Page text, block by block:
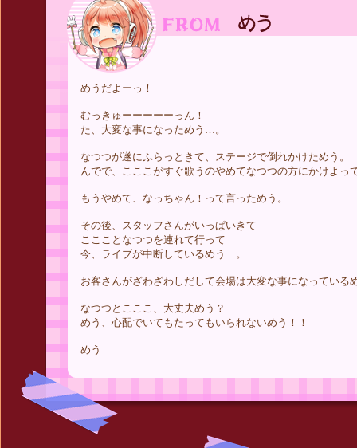
めうだよーっ！
むっきゅーーーーーっん！
た、大変な事になっためう…。
なつつが遂にふらっときて、ステージで倒れかけためう。
んでで、こここがすぐ歌うのやめてなつつの方にかけよっ
もうやめて、なっちゃん！って言っためう。
その後、スタッフさんがいっぱいきて
ここことなつつを連れて行って
今、ライブが中断しているめう…。
お客さんがざわざわしだして会場は大変な事になっている
なつつとこここ、大丈夫めう？
めう、心配でいてもたってもいられないめう！！
めう